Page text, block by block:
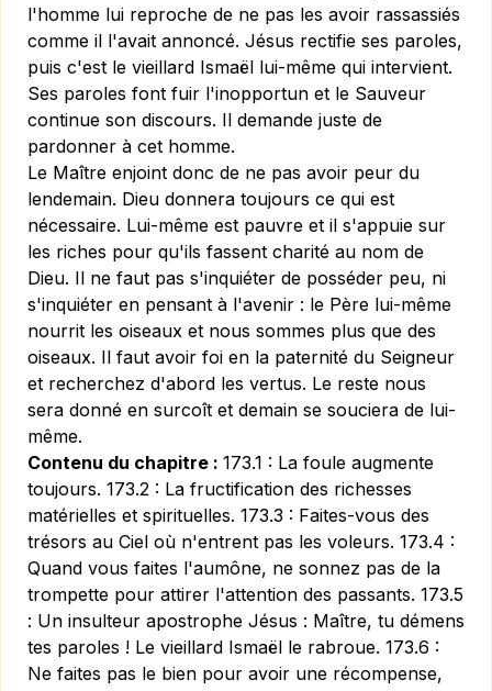
l'homme lui reproche de ne pas les avoir rassassiés
comme il l'avait annoncé. Jésus rectifie ses paroles,
puis c'est le vieillard Ismaël lui-même qui intervient.
Ses paroles font fuir l'inopportun et le Sauveur
continue son discours. Il demande juste de
pardonner à cet homme.
Le Maître enjoint donc de ne pas avoir peur du
lendemain. Dieu donnera toujours ce qui est
nécessaire. Lui-même est pauvre et il s'appuie sur
les riches pour qu'ils fassent charité au nom de
Dieu. Il ne faut pas s'inquiéter de posséder peu, ni
s'inquiéter en pensant à l'avenir : le Père lui-même
nourrit les oiseaux et nous sommes plus que des
oiseaux. Il faut avoir foi en la paternité du Seigneur
et recherchez d'abord les vertus. Le reste nous
sera donné en surcoît et demain se souciera de lui-
même.
Contenu du chapitre : 173.1 : La foule augmente
toujours. 173.2 : La fructification des richesses
matérielles et spirituelles. 173.3 : Faites-vous des
trésors au Ciel où n'entrent pas les voleurs. 173.4 :
Quand vous faites l'aumône, ne sonnez pas de la
trompette pour attirer l'attention des passants. 173.5
: Un insulteur apostrophe Jésus : Maître, tu démens
tes paroles ! Le vieillard Ismaël le rabroue. 173.6 :
Ne faites pas le bien pour avoir une récompense,